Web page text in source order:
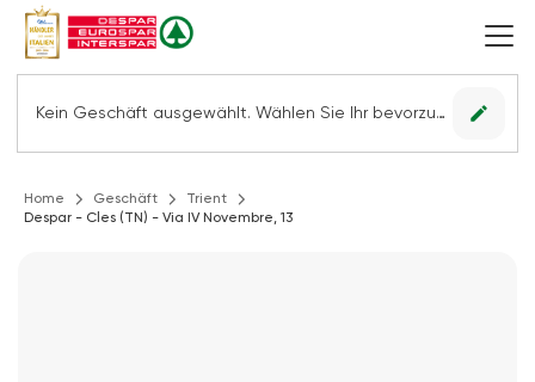
Kein Geschäft ausgewählt. Wählen Sie Ihr bevorzugtes Geschäft, um alle Angebote sehen zu können. edit
Home Geschäft
Trient
Despar - Cles (TN) - Via IV Novembre, 13